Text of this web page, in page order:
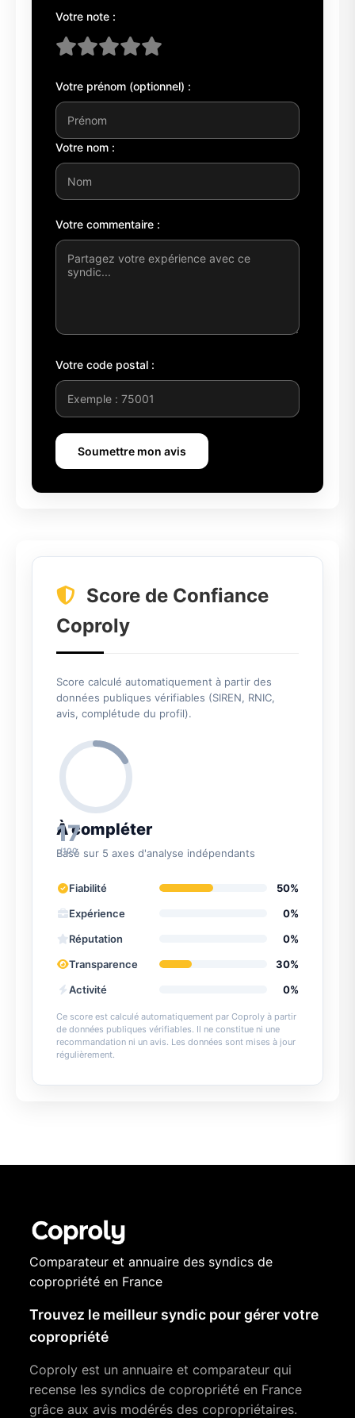
Votre note :
Votre prénom (optionnel) :
Votre nom :
Votre commentaire :
Votre code postal :
Soumettre mon avis
Score de Confiance
Coproly
Score calculé automatiquement à partir des
données publiques vérifiables (SIREN, RNIC,
avis, complétude du profil).
17
/100
À compléter
Basé sur 5 axes d'analyse indépendants
Fiabilité
50%
Expérience
0%
Réputation
0%
Transparence
30%
Activité
0%
Ce score est calculé automatiquement par Coproly à partir
de données publiques vérifiables. Il ne constitue ni une
recommandation ni un avis. Les données sont mises à jour
régulièrement.
Comparateur et annuaire des syndics de
copropriété en France
Trouvez le meilleur syndic pour gérer votre
copropriété
Coproly est un annuaire et comparateur qui
recense les syndics de copropriété en France
grâce aux avis modérés des copropriétaires.